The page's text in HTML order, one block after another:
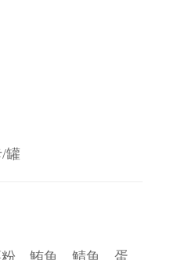
/罐
、鮪魚、鯖魚、蛋、